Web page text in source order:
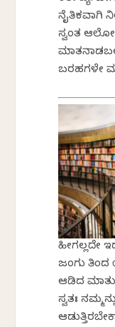
ನೈತಿಕವಾಗಿ
ಸ್ವಂತ
ಬರಹಗಳೇ
ಹೀಗಲ್ಲದೇ
ಜಂಗು
ಆಡಿದ
ಸ್ವತಃ